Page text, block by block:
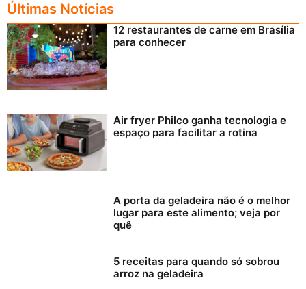
Últimas Notícias
12 restaurantes de carne em Brasília
para conhecer
Air fryer Philco ganha tecnologia e
espaço para facilitar a rotina
A porta da geladeira não é o melhor
lugar para este alimento; veja por
quê
5 receitas para quando só sobrou
arroz na geladeira